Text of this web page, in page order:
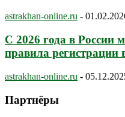
astrakhan-online.ru -
С 2026 года в России
правила регистрации
astrakhan-online.ru -
Партнёры